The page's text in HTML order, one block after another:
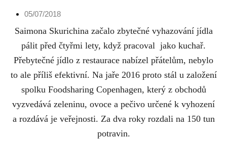
05/07/2018
Saimona Skurichina začalo zbytečné vyhazování jídla
pálit před čtyřmi lety, když pracoval jako kuchař.
Přebytečné jídlo z restaurace nabízel přátelům, nebylo
to ale příliš efektivní. Na jaře 2016 proto stál u založení
spolku Foodsharing Copenhagen, který z obchodů
vyzvedává zeleninu, ovoce a pečivo určené k vyhození
a rozdává je veřejnosti. Za dva roky rozdali na 150 tun
potravin.